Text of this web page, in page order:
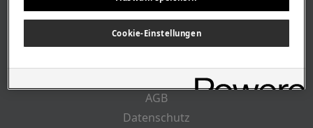
CUSTOMER INFO
AGB
Datenschutz
Cookie-Einstellungen